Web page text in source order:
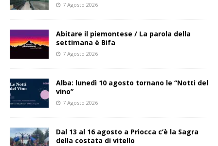
7 Agosto 2026
Abitare il piemontese / La parola della
settimana è Bifa
7 Agosto 2026
Alba: lunedì 10 agosto tornano le “Notti del
vino”
7 Agosto 2026
Dal 13 al 16 agosto a Priocca c’è la Sagra
della costata di vitello